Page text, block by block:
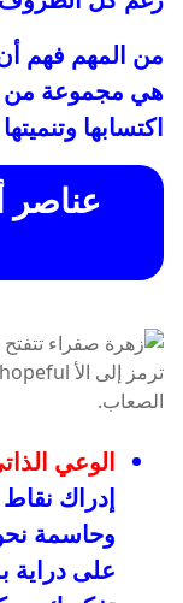
من المهم فهم
هي مجموعة من
اكتسابها
عناصر
الوعي
إدراك
وحاسمة
على دراية